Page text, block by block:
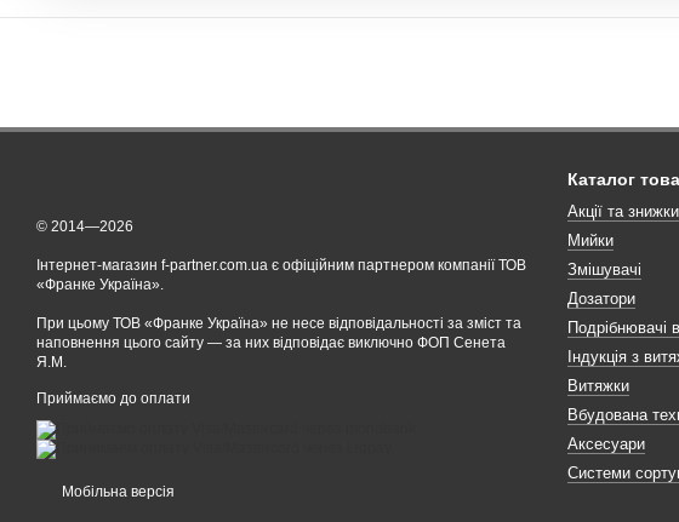
© 2014—2026
Інтернет-магазин f-partner.com.ua є офіційним партнером компанії ТОВ
«Франке Україна».
При цьому ТОВ «Франке Україна» не несе відповідальності за зміст та
наповнення цього сайту — за них відповідає виключно ФОП Сенета
Я.М.
Приймаємо до оплати
Мобільна версія
Каталог
Акції та знижки
Мийки
Змішувачі
Дозатори
Подрібнювачі
Індукція з
Витяжки
Вбудована
Аксесуари
Системи